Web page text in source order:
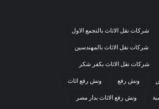
شركات نقل الاثاث بالتجمع الاول
شركات نقل الاثاث بالمهندسين
شركات نقل الاثاث بكفر شكر
ونش رفع ونش رفع اثاث
ونش رفع الاثاث بدار مصر